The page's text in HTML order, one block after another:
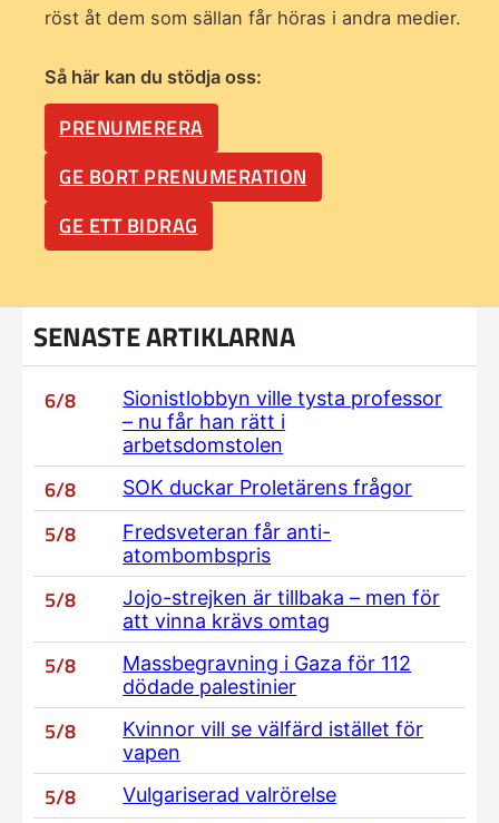
röst åt dem som sällan får höras i andra medier.
Så här kan du stödja oss:
PRENUMERERA
GE BORT PRENUMERATION
GE ETT BIDRAG
SENASTE ARTIKLARNA
6/8
Sionistlobbyn ville tysta professor
– nu får han rätt i
arbetsdomstolen
6/8 SOK duckar Proletärens frågor
5/8
Fredsveteran får anti-
atombombspris
5/8
Jojo-strejken är tillbaka – men för
att vinna krävs omtag
5/8
Massbegravning i Gaza för 112
dödade palestinier
5/8
Kvinnor vill se välfärd istället för
vapen
5/8 Vulgariserad valrörelse